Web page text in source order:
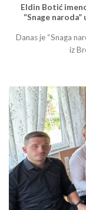
Eldin Botić
“Snage
Danas je “Snaga
iz